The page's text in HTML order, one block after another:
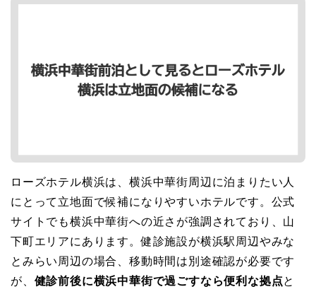
ローズホテル横浜は、横浜中華街周辺に泊まりたい人
にとって立地面で候補になりやすいホテルです。公式
サイトでも横浜中華街への近さが強調されており、山
下町エリアにあります。健診施設が横浜駅周辺やみな
とみらい周辺の場合、移動時間は別途確認が必要です
が、 健診前後に横浜中華街で過ごすなら便利な拠点と